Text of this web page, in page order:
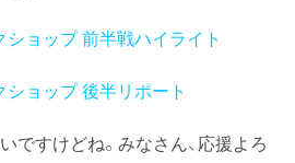
ョップ 前半戦ハイライト
ョップ 後半リポート
ですけどね。みなさん、応援よろ